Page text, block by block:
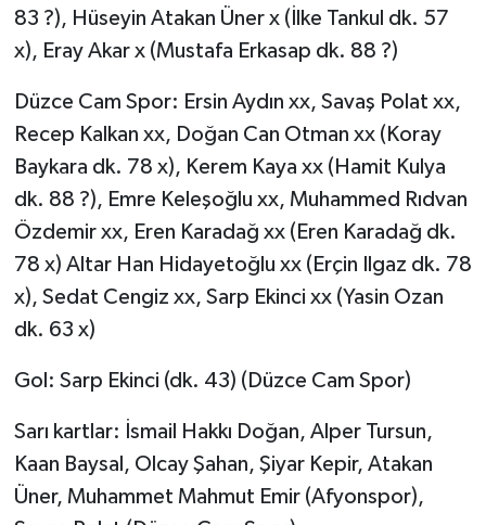
83 ?), Hüseyin Atakan Üner x (İlke Tankul dk. 57
x), Eray Akar x (Mustafa Erkasap dk. 88 ?)
Düzce Cam Spor: Ersin Aydın xx, Savaş Polat xx,
Recep Kalkan xx, Doğan Can Otman xx (Koray
Baykara dk. 78 x), Kerem Kaya xx (Hamit Kulya
dk. 88 ?), Emre Keleşoğlu xx, Muhammed Rıdvan
Özdemir xx, Eren Karadağ xx (Eren Karadağ dk.
78 x) Altar Han Hidayetoğlu xx (Erçin Ilgaz dk. 78
x), Sedat Cengiz xx, Sarp Ekinci xx (Yasin Ozan
dk. 63 x)
Gol: Sarp Ekinci (dk. 43) (Düzce Cam Spor)
Sarı kartlar: İsmail Hakkı Doğan, Alper Tursun,
Kaan Baysal, Olcay Şahan, Şiyar Kepir, Atakan
Üner, Muhammet Mahmut Emir (Afyonspor),